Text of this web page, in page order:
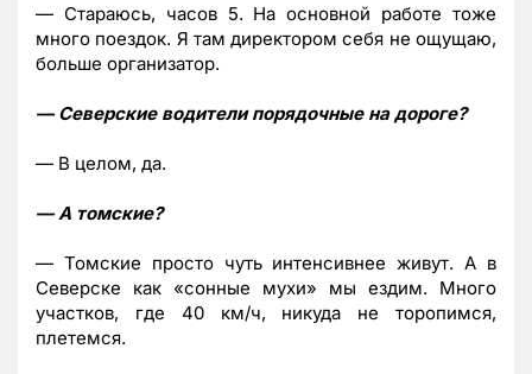
— Стараюсь, часов 5. На основной работе тоже
много поездок. Я там директором себя не ощущаю,
больше организатор.
— Северские водители порядочные на дороге?
— В целом, да.
— А томские?
— Томские просто чуть интенсивнее живут. А в
Северске как «сонные мухи» мы ездим. Много
участков, где 40 км/ч, никуда не торопимся,
плетемся.